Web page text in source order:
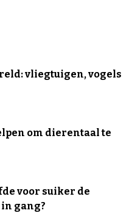
vliegtuigen, vogels
om dierentaal te
voor suiker de
gang?